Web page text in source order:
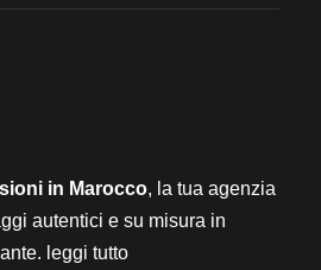
in Marocco, la tua agenzia
autentici e su misura in
leggi tutto